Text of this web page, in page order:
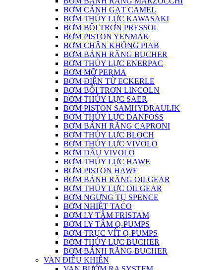
BƠM CÁNH GẠT CAMEL
BƠM THỦY LỰC KAWASAKI
BƠM BÔI TRƠN PRESSOL
BƠM PISTON YENMAK
BƠM CHÂN KHÔNG PIAB
BƠM BÁNH RĂNG BUCHER
BƠM THỦY LỰC ENERPAC
BƠM MỠ PERMA
BƠM ĐIỆN TỪ ECKERLE
BƠM BÔI TRƠN LINCOLN
BƠM THỦY LỰC SAER
BƠM PISTON SAMHYDRAULIK
BƠM THỦY LỰC DANFOSS
BƠM BÁNH RĂNG CAPRONI
BƠM THỦY LỰC BLOCH
BƠM THỦY LỰC VIVOLO
BƠM DẦU VIVOLO
BƠM THỦY LỰC HAWE
BƠM PISTON HAWE
BƠM BÁNH RĂNG OILGEAR
BƠM THỦY LỰC OILGEAR
BƠM NGƯNG TỤ SPENCE
BƠM NHIỆT TACO
BƠM LY TÂM FRISTAM
BƠM LY TÂM Q-PUMPS
BƠM TRỤC VÍT Q-PUMPS
BƠM THỦY LỰC BUCHER
BƠM BÁNH RĂNG BUCHER
VAN ĐIỀU KHIỂN